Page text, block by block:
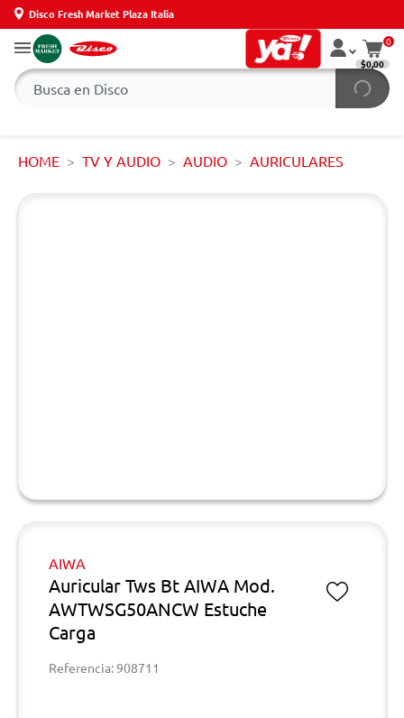
Disco Fresh Market Plaza Italia
0
$0,00
HOME TV Y AUDIO AUDIO AURICULARES
AIWA
Auricular Tws Bt AIWA Mod.
AWTWSG50ANCW Estuche
Carga
Referencia: 908711